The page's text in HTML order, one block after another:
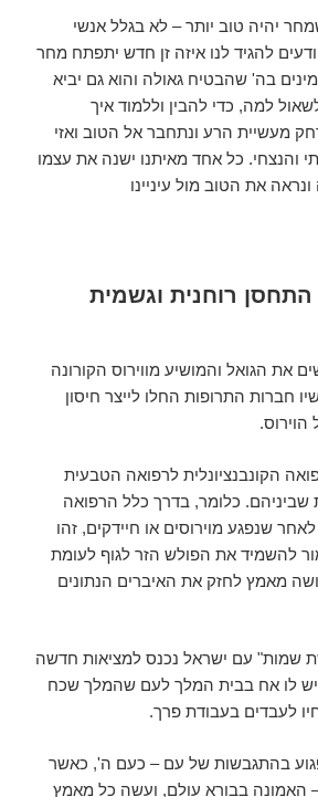
יהיה טוב יותר – לא בגלל אנשי
להגיד לנו איזה זן חדש יתפתח מחר
בה' שהבטיח גאולה והוא גם יביא
למה, כדי להבין וללמוד איך
מעשיית הרע ונתחבר אל הטוב ואזי
והנצחי. כל אחד מאיתנו ישנה את עצמו
את הטוב מול עיניינו
רוחנית וגשמית
את הגואל והמושיע מווירוס הקורונה
חברות התרופות החלו לייצר חיסון
הקונבנציונלית לרפואה הטבעית
שביניהם. כלומר, בדרך כלל הרפואה
שנפגע מוירוסים או חיידקים, זהו
להשמיד את הפולש הזר לגוף לעומת
מאמץ לחזק את האיברים הנתונים
שמות" עם ישראל נכנס למציאות חדשה
לו אח בבית המלך לעם שהמלך שכח
לעבדים בעבודת פרך.
בהתגבשות של עם – כעם ה', כאשר
בבורא עולם, ועשה כל מאמץ